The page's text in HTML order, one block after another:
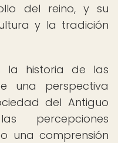
del reino, y su
y la tradición
la historia de las
una perspectiva
del Antiguo
percepciones
una comprensión